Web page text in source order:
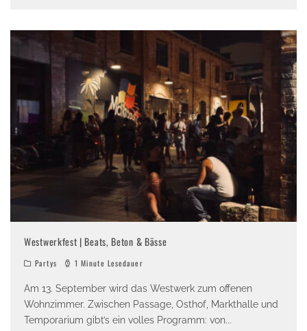
Westwerkfest | Beats, Beton & Bässe
Partys 1 Minute Lesedauer
Am 13. September wird das Westwerk zum offenen
Wohnzimmer. Zwischen Passage, Osthof, Markthalle und
Temporarium gibt’s ein volles Programm: von...